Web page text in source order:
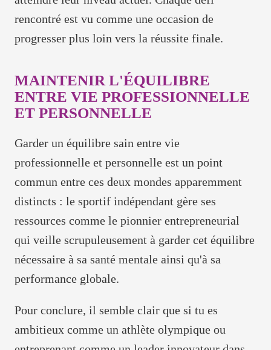
rencontré est vu comme une occasion de
progresser plus loin vers la réussite finale.
MAINTENIR L'ÉQUILIBRE
ENTRE VIE PROFESSIONNELLE
ET PERSONNELLE
Garder un équilibre sain entre vie
professionnelle et personnelle est un point
commun entre ces deux mondes apparemment
distincts : le sportif indépendant gère ses
ressources comme le pionnier entrepreneurial
qui veille scrupuleusement à garder cet équilibre
nécessaire à sa santé mentale ainsi qu'à sa
performance globale.
Pour conclure, il semble clair que si tu es
ambitieux comme un athlète olympique ou